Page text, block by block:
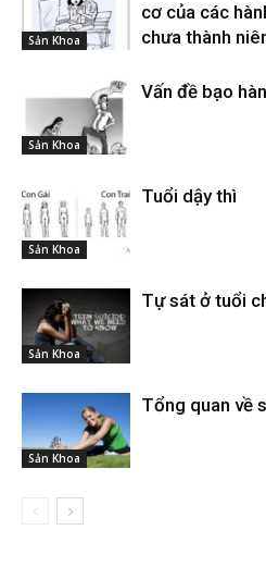
Sản Khoa
cơ của các
chưa thành
Sản Khoa
Vấn đề bạo
Sản Khoa
Tuổi dậy thì
Sản Khoa
Tự sát ở tuổi
Sản Khoa
Tổng quan về